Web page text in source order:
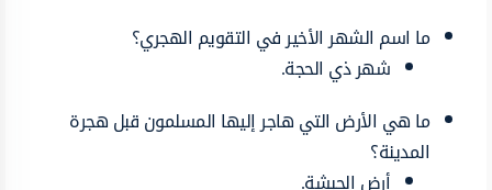
ما اسم الشهر الأخير في التقويم الهجري؟
شهر ذي الحجة.
ما هي الأرض التي هاجر إليها المسلمون قبل هجرة
المدينة؟
أرض الحبشة.